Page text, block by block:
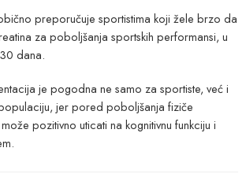
preporučuje sportistima koji žele brzo da
za poboljšanja sportskih performansi, u
dana.
je pogodna ne samo za sportiste, već i
jer pored poboljšanja fiziče
pozitivno uticati na kognitivnu funkciju i